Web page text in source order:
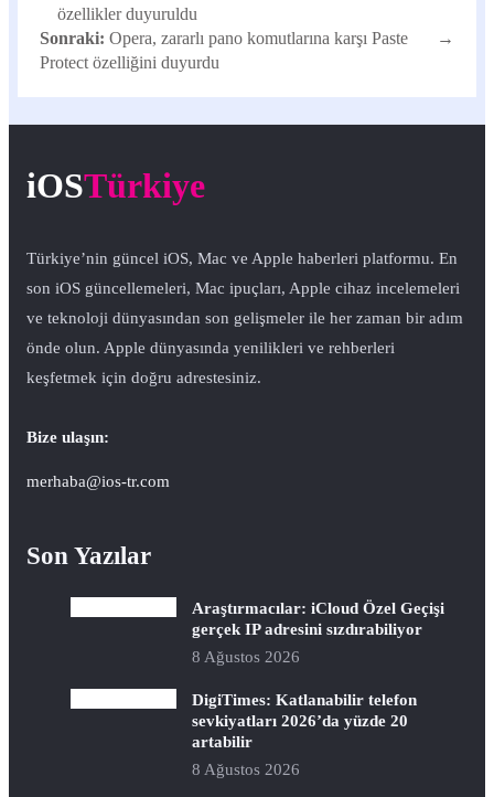
özellikler duyuruldu
Sonraki: Opera, zararlı pano komutlarına karşı Paste
Protect özelliğini duyurdu
→
iOSTürkiye
Türkiye’nin güncel iOS, Mac ve Apple haberleri platformu. En
son iOS güncellemeleri, Mac ipuçları, Apple cihaz incelemeleri
ve teknoloji dünyasından son gelişmeler ile her zaman bir adım
önde olun. Apple dünyasında yenilikleri ve rehberleri
keşfetmek için doğru adrestesiniz.
Bize ulaşın:
merhaba@ios-tr.com
Son Yazılar
Araştırmacılar: iCloud Özel Geçişi
gerçek IP adresini sızdırabiliyor
8 Ağustos 2026
DigiTimes: Katlanabilir telefon
sevkiyatları 2026’da yüzde 20
artabilir
8 Ağustos 2026